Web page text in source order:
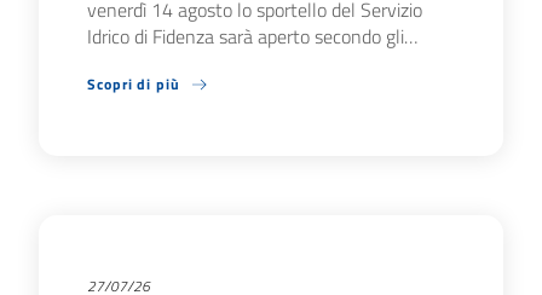
venerdì 14 agosto lo sportello del Servizio
Idrico di Fidenza sarà aperto secondo gli…
Scopri di più
27/07/26